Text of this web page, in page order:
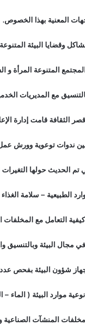
المعنية بهذا الخصوص.
وقضايا البيئة
المتنوعة المرأة و
مع المديريات
الثقافة قامت إدارة
الحديث حولها التغيرات
الطبيعية – سلامة
التعامل مع
مجال البيئة وبالتنسيق
بيئية متنوعة وإتخاذ الإجراءات القانونية اللازمة.
موارد البيئة ( الماء –